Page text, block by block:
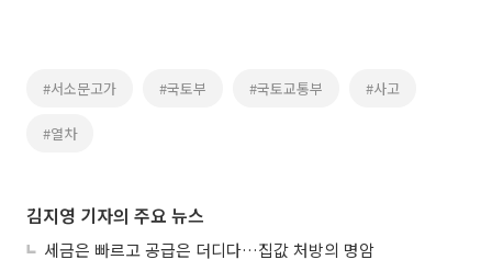
#서소문고가 #국토부 #국토교통부 #사고
#열차
김지영 기자의 주요 뉴스
세금은 빠르고 공급은 더디다…집값 처방의 명암